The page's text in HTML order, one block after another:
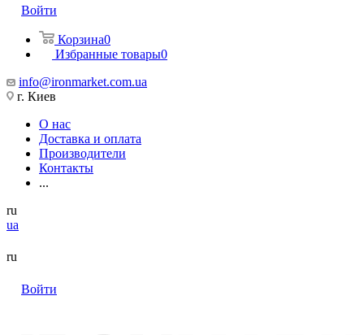
Войти
Корзина0
Избранные товары0
info@ironmarket.com.ua
г. Киев
О нас
Доставка и оплата
Производители
Контакты
...
ru
ua
ru
Войти